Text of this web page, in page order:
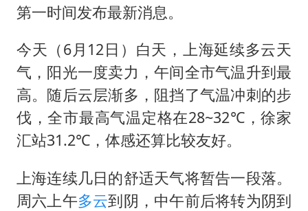
第一时间发布最新消息。
今天（6月12日）白天，上海延续多云天
气，阳光一度卖力，午间全市气温升到最
高。随后云层渐多，阻挡了气温冲刺的步
伐，全市最高气温定格在28~32℃，徐家
汇站31.2℃，体感还算比较友好。
上海连续几日的舒适天气将暂告一段落。
周六上午多云到阴，中午前后将转为阴到